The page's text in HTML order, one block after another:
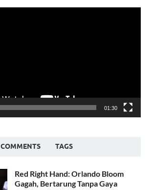
01:30
COMMENTS TAGS
Red Right Hand: Orlando Bloom
Gagah, Bertarung Tanpa Gaya